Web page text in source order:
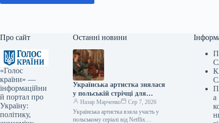
Про сайт
«Голос
країни» —
інформаційни
й портал про
Україну:
політику,
Останні новини
Українська артистка знялася
у польській стрічці для
Netflix.
Назар Марченко
Сер 7, 2026
Українська артистка взяла участь у
польському серіалі від Netflix
а